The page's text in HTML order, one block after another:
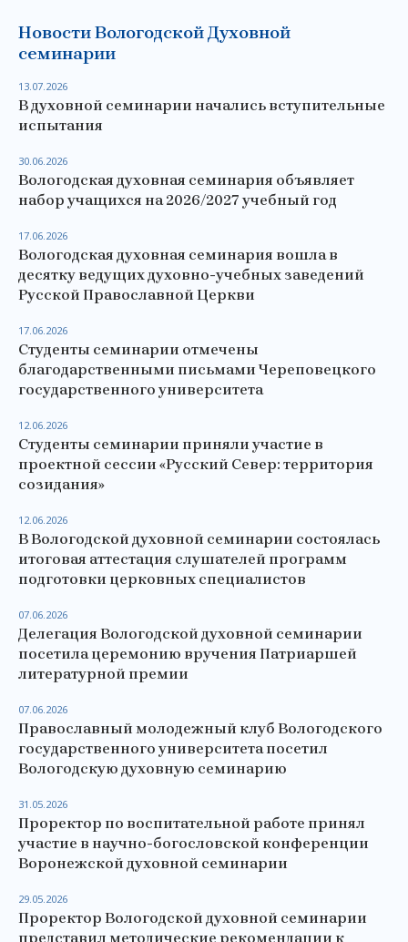
Новости Вологодской Духовной
семинарии
В духовной семинарии начались вступительные
испытания
13.07.2026
Вологодская духовная семинария объявляет
набор учащихся на 2026/2027 учебный год
30.06.2026
Вологодская духовная семинария вошла в
десятку ведущих духовно-учебных заведений
Русской Православной Церкви
17.06.2026
Студенты семинарии отмечены
благодарственными письмами Череповецкого
государственного университета
17.06.2026
Студенты семинарии приняли участие в
проектной сессии «Русский Север: территория
созидания»
12.06.2026
В Вологодской духовной семинарии состоялась
итоговая аттестация слушателей программ
подготовки церковных специалистов
12.06.2026
Делегация Вологодской духовной семинарии
посетила церемонию вручения Патриаршей
литературной премии
07.06.2026
Православный молодежный клуб Вологодского
государственного университета посетил
Вологодскую духовную семинарию
07.06.2026
Проректор по воспитательной работе принял
участие в научно-богословской конференции
Воронежской духовной семинарии
31.05.2026
Проректор Вологодской духовной семинарии
представил методические рекомендации к
29.05.2026